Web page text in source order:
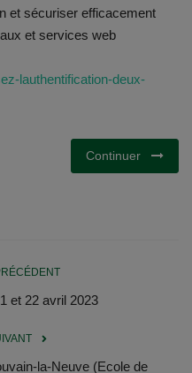
et sécuriser efficacement
et services web
lauthentification-deux-
Continuer
et 22 avril 2023
la-Neuve (Ecole de